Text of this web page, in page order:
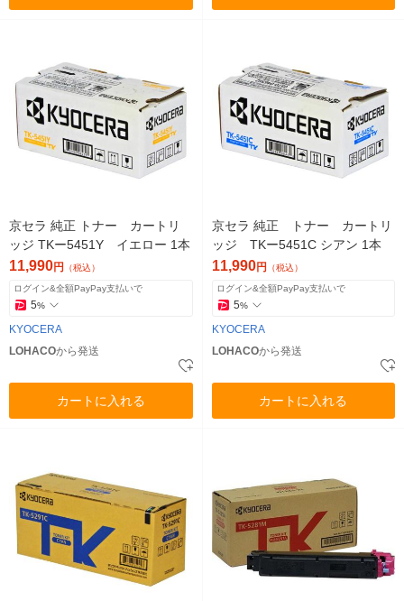
京セラ 純正 トナー カートリ
ッジ TKー5451Y イエロー 1本
11,990円 （税込）
ログイン&全額PayPay支払いで
5%
KYOCERA
LOHACOから発送
カートに入れる
京セラ 純正 トナー カートリ
ッジ TKー5451C シアン 1本
11,990円 （税込）
ログイン&全額PayPay支払いで
5%
KYOCERA
LOHACOから発送
カートに入れる